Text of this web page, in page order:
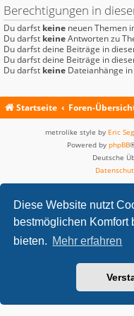
Diese Website nutzt
bestmöglichen Komfort
bieten. Mehr erfahren
Berechtigungen in
Du darfst keine neuen Themen
Du darfst keineAntworten zu
Du darfst deine Beiträge in
Du darfst deine Beiträge in
Du darfst keine Dateianhänge
Startseite Foren-
metrolike style by Eric
Powered by phpBB
Deutsche